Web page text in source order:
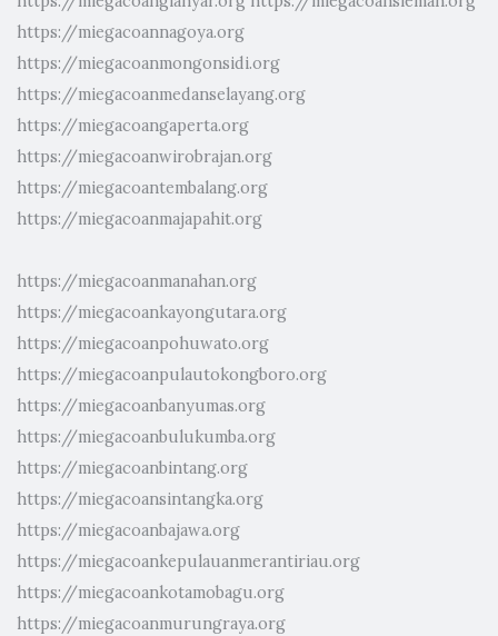
https://miegacoannagoya.org
https://miegacoanmongonsidi.org
https://miegacoanmedanselayang.org
https://miegacoangaperta.org
https://miegacoanwirobrajan.org
https://miegacoantembalang.org
https://miegacoanmajapahit.org
https://miegacoanmanahan.org
https://miegacoankayongutara.org
https://miegacoanpohuwato.org
https://miegacoanpulautokongboro.org
https://miegacoanbanyumas.org
https://miegacoanbulukumba.org
https://miegacoanbintang.org
https://miegacoansintangka.org
https://miegacoanbajawa.org
https://miegacoankepulauanmerantiriau.org
https://miegacoankotamobagu.org
https://miegacoanmurungraya.org